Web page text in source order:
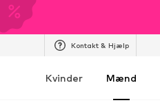
Kontakt & Hjælp
Kvinder Mænd